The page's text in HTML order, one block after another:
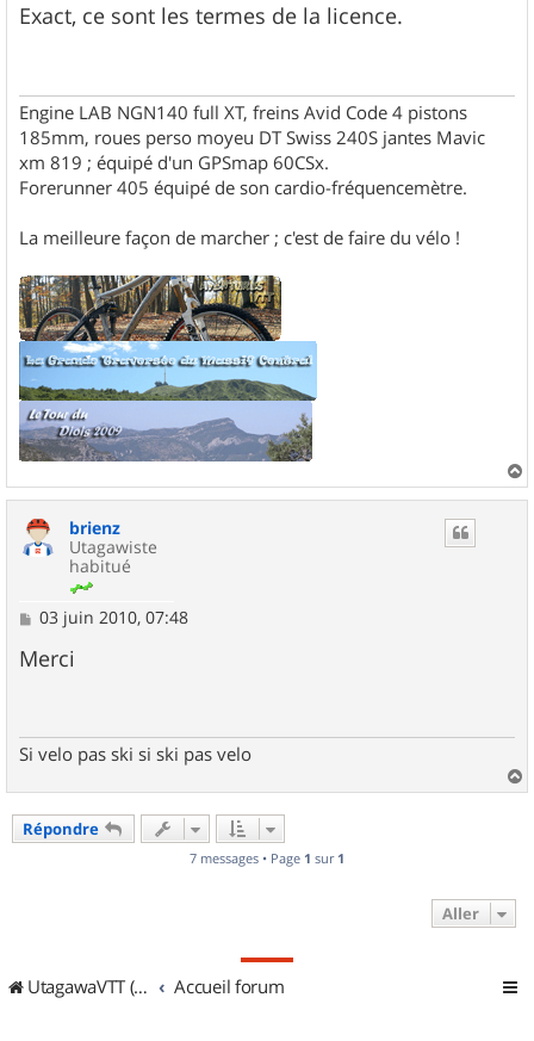
s
s
Exact, ce sont les termes de la licence.
Engine LAB NGN140 full XT, freins Avid Code 4 pistons
185mm, roues perso moyeu DT Swiss 240S jantes Mavic
xm 819 ; équipé d'un GPSmap 60CSx.
Forerunner 405 équipé de son cardio-fréquencemètre.
La meilleure façon de marcher ; c'est de faire du vélo !
a
brienz
Utagawiste
habitué
M
s
s
03 juin 2010, 07:48
Merci
Si velo pas ski si ski pas velo
a
Répondre
7 messages • Page 1 sur 1
Aller
UtagawaVTT (Randos VTT et VTTAE avec traces GPS) Accueil forum